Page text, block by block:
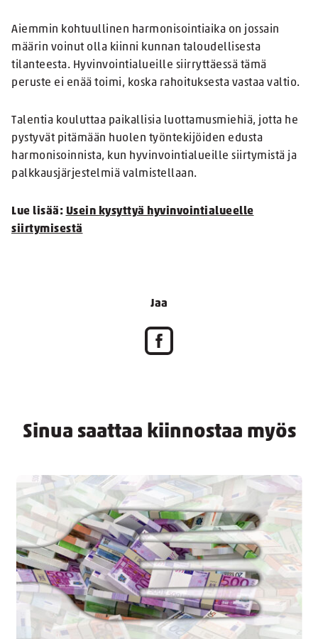
Aiemmin kohtuullinen harmonisointiaika on jossain
määrin voinut olla kiinni kunnan taloudellisesta
tilanteesta. Hyvinvointialueille siirryttäessä tämä
peruste ei enää toimi, koska rahoituksesta vastaa valtio.
Talentia kouluttaa paikallisia luottamusmiehiä, jotta he
pystyvät pitämään huolen työntekijöiden edusta
harmonisoinnista, kun hyvinvointialueille siirtymistä ja
palkkausjärjestelmiä valmistellaan.
Lue lisää: Usein kysyttyä hyvinvointialueelle
siirtymisestä
Jaa
Sinua saattaa kiinnostaa myös